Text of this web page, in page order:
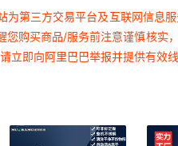
为第三方交易平台及互联网信息
您购买商品/服务前注意谨慎核实
立即向阿里巴巴举报并提供有效线